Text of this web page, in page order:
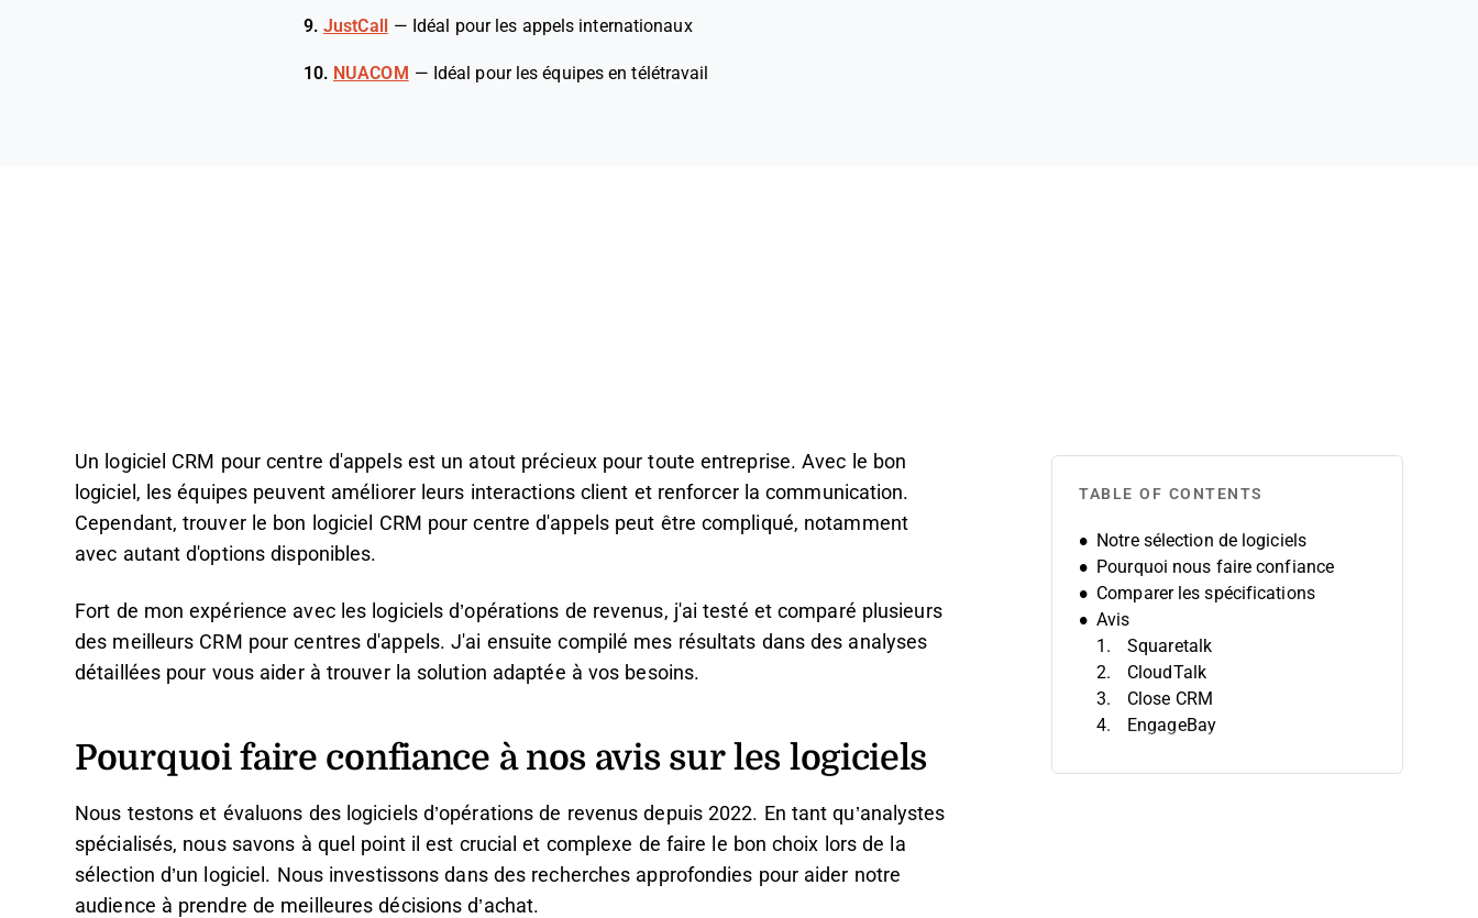
9. JustCall — Idéal pour les appels internationaux
10. NUACOM — Idéal pour les équipes en télétravail
Un logiciel CRM pour centre d'appels est un atout précieux pour toute entreprise. Avec le bon
logiciel, les équipes peuvent améliorer leurs interactions client et renforcer la communication.
Cependant, trouver le bon logiciel CRM pour centre d'appels peut être compliqué, notamment
avec autant d'options disponibles.
Fort de mon expérience avec les logiciels d’opérations de revenus, j'ai testé et comparé plusieurs
des meilleurs CRM pour centres d'appels. J'ai ensuite compilé mes résultats dans des analyses
détaillées pour vous aider à trouver la solution adaptée à vos besoins.
Pourquoi faire confiance à nos avis sur les logiciels
Nous testons et évaluons des logiciels d’opérations de revenus depuis 2022. En tant qu’analystes
spécialisés, nous savons à quel point il est crucial et complexe de faire le bon choix lors de la
sélection d’un logiciel. Nous investissons dans des recherches approfondies pour aider notre
audience à prendre de meilleures décisions d’achat.
TABLE OF CONTENTS
Notre sélection de logiciels
Pourquoi nous faire confiance
Comparer les spécifications
Avis
Squaretalk
CloudTalk
Close CRM
EngageBay
TalkRoute